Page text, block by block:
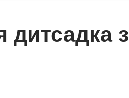
дитсадка з